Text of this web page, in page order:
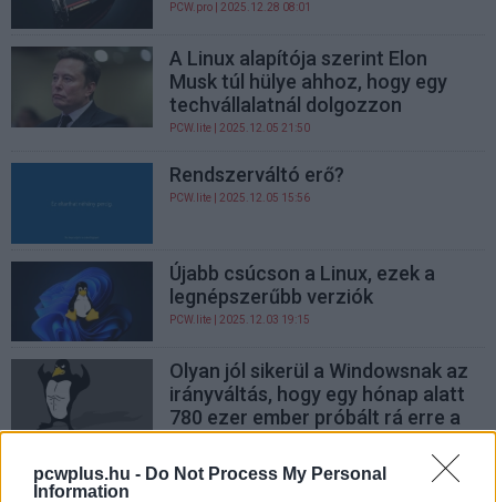
pcwplus.hu - Do Not Process My Personal
Information
PCW.pro | 2025.12.28 08:01
A Linux alapítója szerint Elon
Musk túl hülye ahhoz, hogy egy
techvállalatnál dolgozzon
PCW.lite | 2025.12.05 21:50
Rendszerváltó erő?
PCW.lite | 2025.12.05 15:56
Újabb csúcson a Linux, ezek a
legnépszerűbb verziók
PCW.lite | 2025.12.03 19:15
Olyan jól sikerül a Windowsnak az
irányváltás, hogy egy hónap alatt
780 ezer ember próbált rá erre a
Linuxra